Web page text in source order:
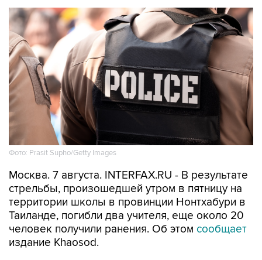
Фото: Prasit Supho/Getty Images
Москва. 7 августа. INTERFAX.RU - В результате
стрельбы, произошедшей утром в пятницу на
территории школы в провинции Нонтхабури в
Таиланде, погибли два учителя, еще около 20
человек получили ранения. Об этом сообщает
издание Khaosod.